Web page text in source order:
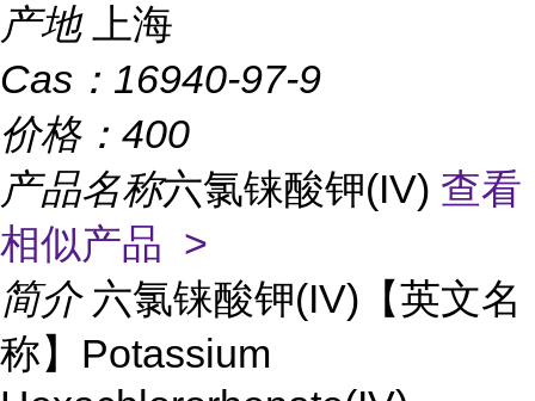
产地
上海
Cas： 16940-97-9
价格： 400
产品名称六氯铼酸钾(IV) 查看
相似产品 >
简介 六氯铼酸钾(IV)【英文名
称】Potassium